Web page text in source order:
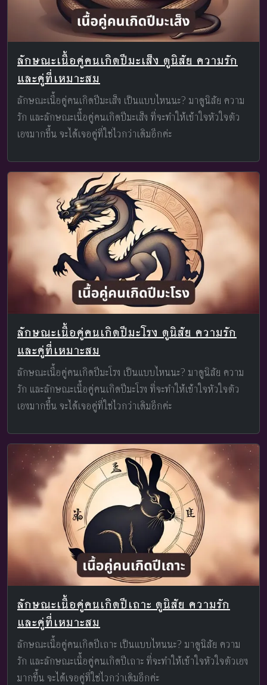
ลักษณะเนื้อคู่คนเกิดปีมะเส็ง ดูนิสัย ความรัก
และคู่ที่เหมาะสม
ลักษณะเนื้อคู่คนเกิดปีมะเส็ง เป็นแบบไหนนะ? มาดูนิสัย ความ
รัก และลักษณะเนื้อคู่คนเกิดปีมะเส็ง ที่จะทำให้เข้าใจหัวใจตัว
เองมากขึ้น จะได้เจอคู่ที่ใช่ไวกว่าเดิมอีกค่ะ
ลักษณะเนื้อคู่คนเกิดปีมะโรง ดูนิสัย ความรัก
และคู่ที่เหมาะสม
ลักษณะเนื้อคู่คนเกิดปีมะโรง เป็นแบบไหนนะ? มาดูนิสัย ความ
รัก และลักษณะเนื้อคู่คนเกิดปีมะโรง ที่จะทำให้เข้าใจหัวใจตัว
เองมากขึ้น จะได้เจอคู่ที่ใช่ไวกว่าเดิมอีกค่ะ
ลักษณะเนื้อคู่คนเกิดปีเถาะ ดูนิสัย ความรัก
และคู่ที่เหมาะสม
ลักษณะเนื้อคู่คนเกิดปีเถาะ เป็นแบบไหนนะ? มาดูนิสัย ความ
รัก และลักษณะเนื้อคู่คนเกิดปีเถาะ ที่จะทำให้เข้าใจหัวใจตัวเอง
มากขึ้น จะได้เจอคู่ที่ใช่ไวกว่าเดิมอีกค่ะ